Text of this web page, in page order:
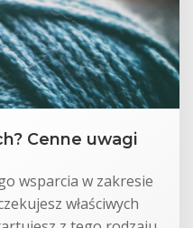
Cenne uwagi
wsparcia w zakresie
właściwych